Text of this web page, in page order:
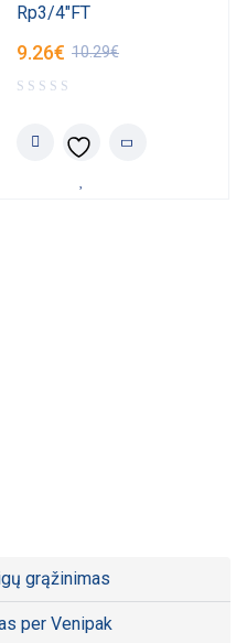
Rp3/4"FT
10.29€
9.26€
grąžinimas
per Venipak